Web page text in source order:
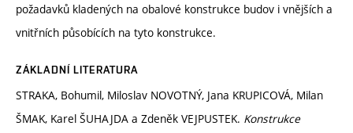
požadavků kladených na obalové konstrukce budov i vnějších a
vnitřních působících na tyto konstrukce.
ZÁKLADNÍ LITERATURA
STRAKA, Bohumil, Miloslav NOVOTNÝ, Jana KRUPICOVÁ, Milan
ŠMAK, Karel ŠUHAJDA a Zdeněk VEJPUSTEK. Konstrukce